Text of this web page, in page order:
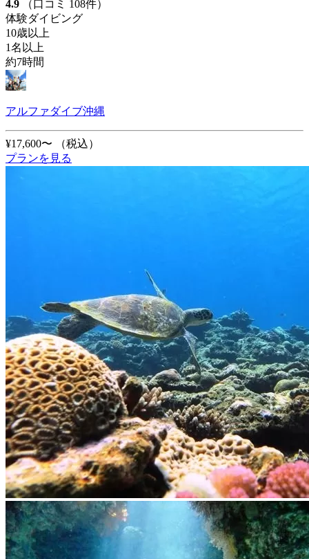
4.9
（口コミ 108件）
体験ダイビング
10歳以上
1名以上
約7時間
アルファダイブ沖縄
¥17,600〜
（税込）
プランを見る